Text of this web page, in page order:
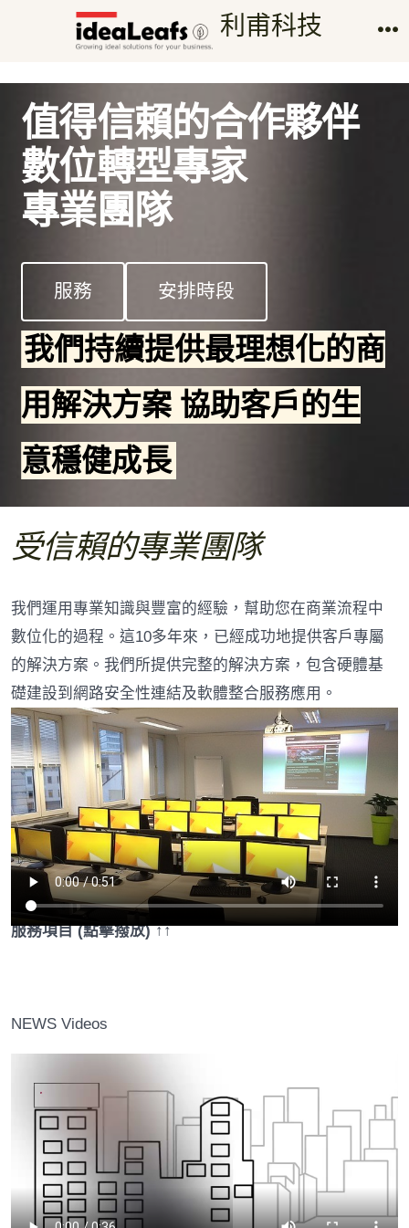
利甫科技
值得信賴的合作夥伴
數位轉型專家
專業團隊
服務 安排時段
我們持續提供最理想化的商
用解決方案 協助客戶的生
意穩健成長
受信賴的專業團隊
我們運用專業知識與豐富的經驗，幫助您在商業流程中
數位化的過程。這10多年來，已經成功地提供客戶專屬
的解決方案。我們所提供完整的解決方案，包含硬體基
礎建設到網路安全性連結及軟體整合服務應用。
服務項目 (點擊撥放) ↑↑
NEWS Videos